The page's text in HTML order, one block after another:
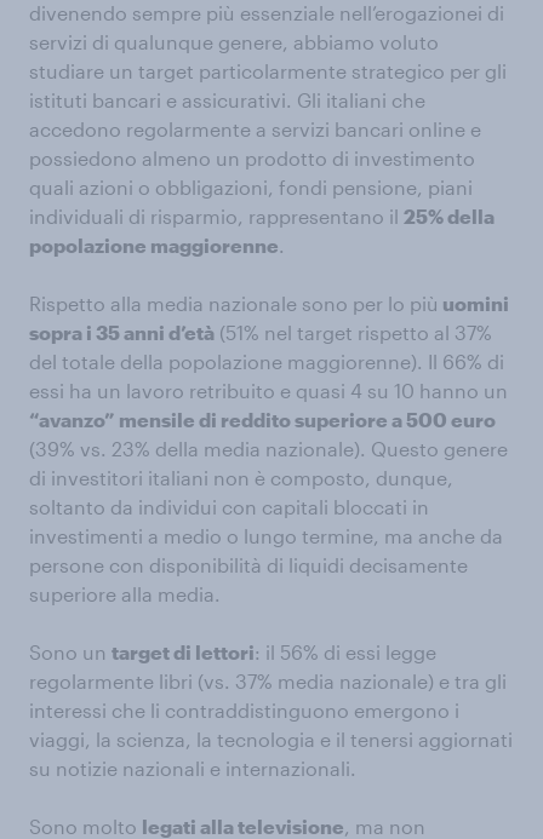
divenendo sempre più essenziale nell’erogazionei di
servizi di qualunque genere, abbiamo voluto
studiare un target particolarmente strategico per gli
istituti bancari e assicurativi. Gli italiani che
accedono regolarmente a servizi bancari online e
possiedono almeno un prodotto di investimento
quali azioni o obbligazioni, fondi pensione, piani
individuali di risparmio, rappresentano il 25% della
popolazione maggiorenne.
Rispetto alla media nazionale sono per lo più uomini
sopra i 35 anni d’età (51% nel target rispetto al 37%
del totale della popolazione maggiorenne). Il 66% di
essi ha un lavoro retribuito e quasi 4 su 10 hanno un
“avanzo” mensile di reddito superiore a 500 euro
(39% vs. 23% della media nazionale). Questo genere
di investitori italiani non è composto, dunque,
soltanto da individui con capitali bloccati in
investimenti a medio o lungo termine, ma anche da
persone con disponibilità di liquidi decisamente
superiore alla media.
Sono un target di lettori: il 56% di essi legge
regolarmente libri (vs. 37% media nazionale) e tra gli
interessi che li contraddistinguono emergono i
viaggi, la scienza, la tecnologia e il tenersi aggiornati
su notizie nazionali e internazionali.
Sono molto legati alla televisione, ma non